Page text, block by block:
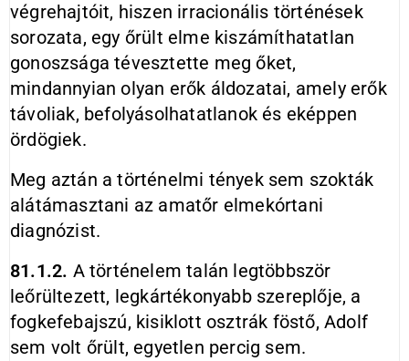
végrehajtóit, hiszen irracionális történések
sorozata, egy őrült elme kiszámíthatatlan
gonoszsága tévesztette meg őket,
mindannyian olyan erők áldozatai, amely erők
távoliak, befolyásolhatatlanok és eképpen
ördögiek.
Meg aztán a történelmi tények sem szokták
alátámasztani az amatőr elmekórtani
diagnózist.
81.1.2. A történelem talán legtöbbször
leőrültezett, legkártékonyabb szereplője, a
fogkefebajszú, kisiklott osztrák föstő, Adolf
sem volt őrült, egyetlen percig sem.